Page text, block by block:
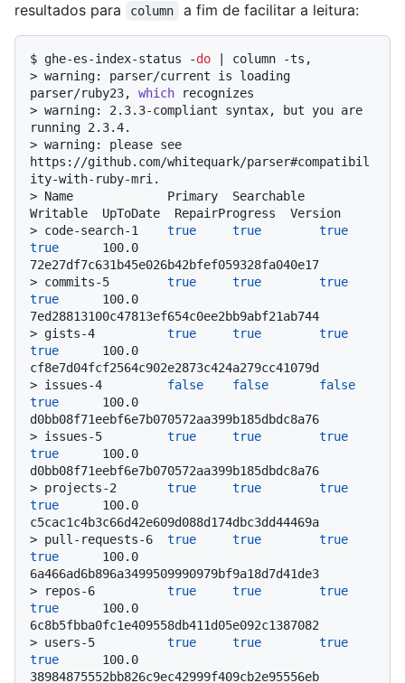
resultados para
column a fim de facilitar a leitura:
$ ghe-es-index-status -do | column -ts,
> warning: parser/current is loading
parser/ruby23, which recognizes
> warning: 2.3.3-compliant syntax, but you are
running 2.3.4.
> warning: please see
https://github.com/whitequark/parser#compatibil
ity-with-ruby-mri.
> Name             Primary  Searchable
Writable  UpToDate  RepairProgress  Version
> code-search-1 true true
true
true
      100.0
72e27df7c631b45e026b42bfef059328fa040e17
> commits-5 true true
true
true
      100.0
7ed28813100c47813ef654c0ee2bb9abf21ab744
> gists-4 true true
true
true
      100.0
cf8e7d04fcf2564c902e2873c424a279cc41079d
> issues-4 false false
false
true
      100.0
d0bb08f71eebf6e7b070572aa399b185dbdc8a76
> issues-5 true true
true
true
      100.0
d0bb08f71eebf6e7b070572aa399b185dbdc8a76
> projects-2 true true
true
true
      100.0
c5cac1c4b3c66d42e609d088d174dbc3dd44469a
> pull-requests-6 true true
true
true
      100.0
6a466ad6b896a3499509990979bf9a18d7d41de3
>
repos-6 true true
true
true
      100.0
6c8b5fbba0fc1e409558db411d05e092c1387082
> users-5 true true
true
true
      100.0
38984875552bb826c9ec42999f409cb2e95556eb